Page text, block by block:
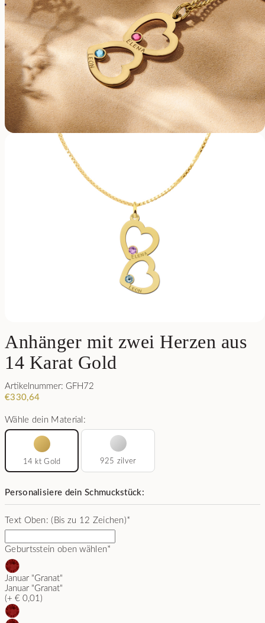
Anhänger mit zwei Herzen aus
14 Karat Gold
Artikelnummer: GFH72
€330,64
Wähle dein Material:
14 kt Gold 925 zilver
Personalisiere dein Schmuckstück:
Text Oben: (Bis zu 12 Zeichen)*
Geburtsstein oben wählen*
Januar "Granat"
Januar "Granat"
(+ € 0,01)